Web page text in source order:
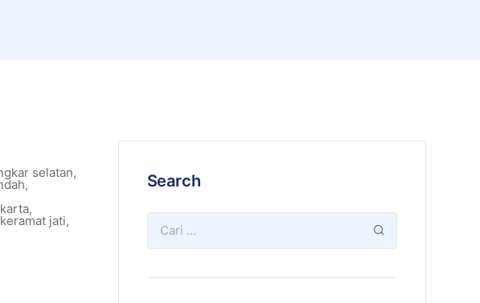
selatan,
,
,
jati,
Search